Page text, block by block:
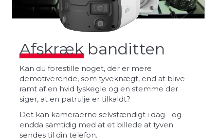
Afskræk banditten
Kan du forestille noget, der er mere
demotiverende, som tyveknægt, end at blive
ramt af en hvid lyskegle og en stemme der
siger, at en patrulje er tilkaldt?
Det kan kameraerne selvstændigt i dag - og
endda samtidig med at et billede at tyven
sendes til din telefon.